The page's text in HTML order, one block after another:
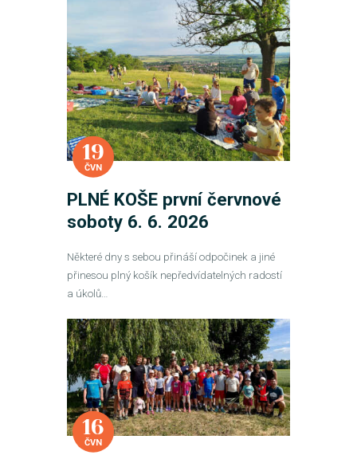
19
ČVN
PLNÉ KOŠE první červnové
soboty 6. 6. 2026
Některé dny s sebou přináší odpočinek a jiné
přinesou plný košík nepředvídatelných radostí
a úkolů…
16
ČVN